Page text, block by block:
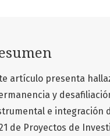
artículo presenta
y
e integración
de Proyectos de